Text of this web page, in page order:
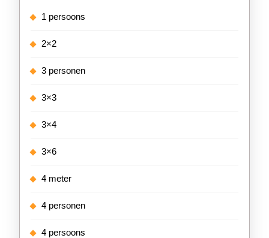
1 persoons
2×2
3 personen
3×3
3×4
3×6
4 meter
4 personen
4 persoons